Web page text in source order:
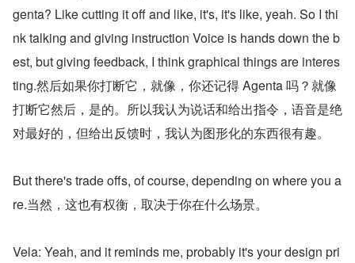
genta? Like cutting it off and like, it's, it's like, yeah. So I thi
nk talking and giving instruction Voice is hands down the b
est, but giving feedback, I think graphical things are interes
ting.然后如果你打断它，就像，你还记得 Agenta 吗？就像
打断它然后，是的。所以我认为说话和给出指令，语音是绝
对最好的，但给出反馈时，我认为图形化的东西很有趣。
But there's trade offs, of course, depending on where you a
re.当然，这也有权衡，取决于你在什么场景。
Vela: Yeah, and it reminds me, probably it's your design pri